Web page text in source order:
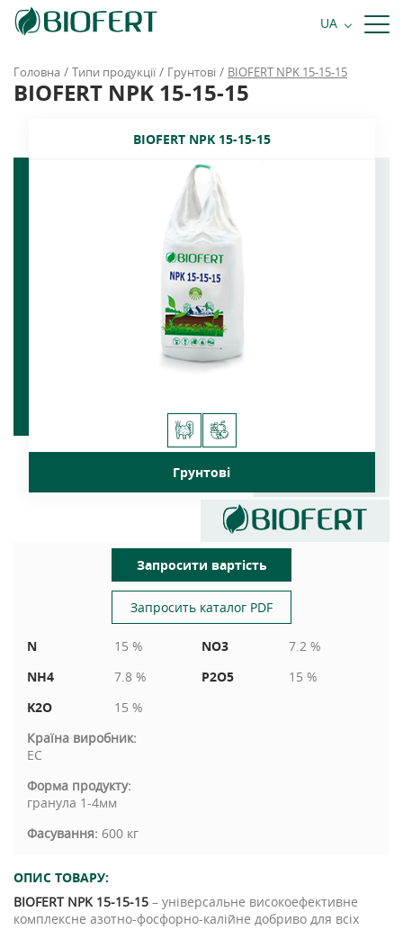
UA
+38 068 484 81 81
Головна / Типи продукції / Грунтові / BIOFERT NPK 15-15-15
BIOFERT NPK 15-15-15
BIOFERT NPK 15-15-15
Грунтові
Запросити вартість
Запросить каталог PDF
N 15 % NO3
7.2 %
NH4
7.8 % P2O5
15 %
K2O
15 %
Країна виробник:
EC
Форма продукту:
гранула 1-4мм
Фасування: 600 кг
ОПИС ТОВАРУ:
BIOFERT NPK 15-15-15 – універсальне високоефективне
комплексне азотно-фосфорно-калійне добриво для всіх